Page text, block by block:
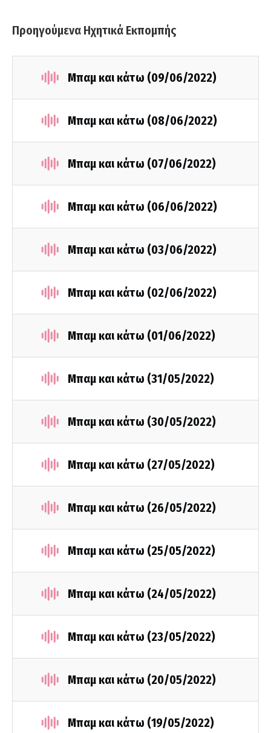
Προηγούμενα Ηχητικά Εκπομπής
Μπαμ και κάτω (09/06/2022)
Μπαμ και κάτω (08/06/2022)
Μπαμ και κάτω (07/06/2022)
Μπαμ και κάτω (06/06/2022)
Μπαμ και κάτω (03/06/2022)
Μπαμ και κάτω (02/06/2022)
Μπαμ και κάτω (01/06/2022)
Μπαμ και κάτω (31/05/2022)
Μπαμ και κάτω (30/05/2022)
Μπαμ και κάτω (27/05/2022)
Μπαμ και κάτω (26/05/2022)
Μπαμ και κάτω (25/05/2022)
Μπαμ και κάτω (24/05/2022)
Μπαμ και κάτω (23/05/2022)
Μπαμ και κάτω (20/05/2022)
Μπαμ και κάτω (19/05/2022)